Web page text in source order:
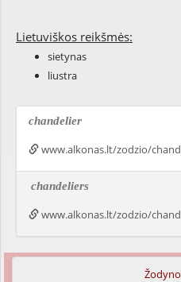
Lietuviškos reikšmės:
sietynas
liustra
chandelier
www.alkonas.lt/zodzio/
chandeliers
www.alkonas.lt/zodzio/